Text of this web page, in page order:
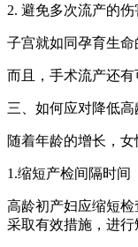
2. 避免多次流产的伤
子宫就如同孕育生
而且，手术流产还
三、如何应对降低
随着年龄的增长，
1.缩短产检间隔时间
高龄初产妇应缩短
采取有效措施，进行